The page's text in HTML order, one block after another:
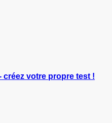
créez votre propre test !